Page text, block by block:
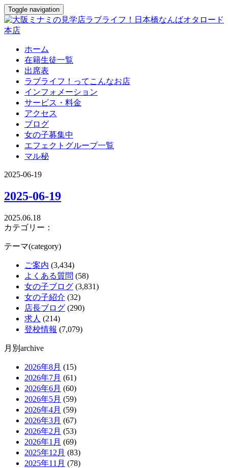
Toggle navigation
ホーム
在籍生徒一覧
出席表
ラブライフ！ってこんなお店
インフォメーション
サービス・料金
アクセス
ブログ
女の子募集中
エフェクトグループ一覧
マル秘
2025-06-19
2025-06-19
2025.06.18
カテゴリー：
テーマ(category)
ご案内 (3,434)
よくある質問 (58)
女の子ブログ (3,831)
女の子紹介 (32)
店長ブログ (290)
求人 (214)
登校情報 (7,079)
月別archive
2026年8月 (15)
2026年7月 (61)
2026年6月 (60)
2026年5月 (59)
2026年4月 (59)
2026年3月 (67)
2026年2月 (53)
2026年1月 (69)
2025年12月 (83)
2025年11月 (78)